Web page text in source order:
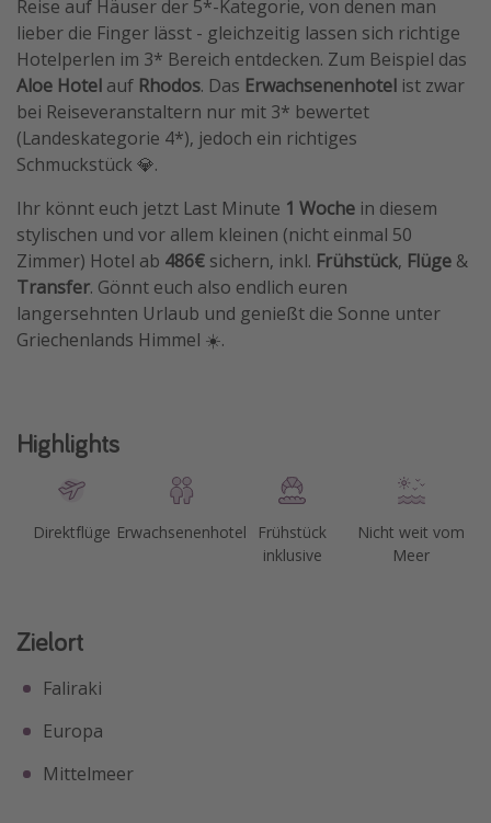
Reise auf Häuser der 5*-Kategorie, von denen man
lieber die Finger lässt - gleichzeitig lassen sich richtige
Hotelperlen im 3* Bereich entdecken. Zum Beispiel das
Aloe Hotel auf Rhodos. Das Erwachsenenhotel ist zwar
bei Reiseveranstaltern nur mit 3* bewertet
(Landeskategorie 4*), jedoch ein richtiges
Schmuckstück 💎.
Ihr könnt euch jetzt Last Minute 1 Woche in diesem
stylischen und vor allem kleinen (nicht einmal 50
Zimmer) Hotel ab 486€ sichern, inkl. Frühstück, Flüge &
Transfer. Gönnt euch also endlich euren
langersehnten Urlaub und genießt die Sonne unter
Griechenlands Himmel ☀️.
Highlights
Direktflüge Erwachsenenhotel
Frühstück
inklusive
Nicht weit vom
Meer
Zielort
Faliraki
Europa
Mittelmeer